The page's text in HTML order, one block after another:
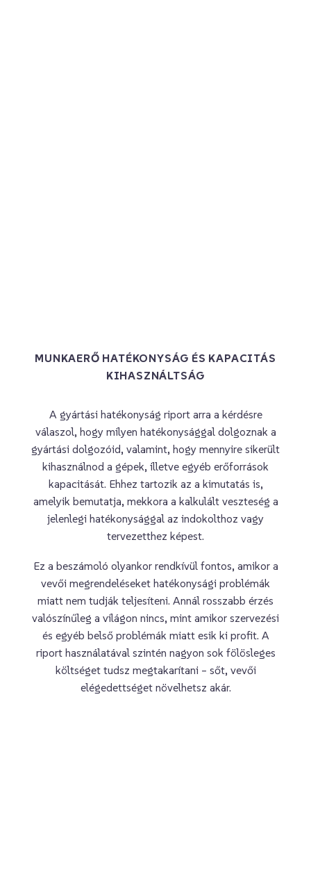
MUNKAERŐ HATÉKONYSÁG ÉS KAPACITÁS
KIHASZNÁLTSÁG
A gyártási hatékonyság riport arra a kérdésre
válaszol, hogy milyen hatékonysággal dolgoznak a
gyártási dolgozóid, valamint, hogy mennyire sikerült
kihasználnod a gépek, illetve egyéb erőforrások
kapacitását. Ehhez tartozik az a kimutatás is,
amelyik bemutatja, mekkora a kalkulált veszteség a
jelenlegi hatékonysággal az indokolthoz vagy
tervezetthez képest.
Ez a beszámoló olyankor rendkívül fontos, amikor a
vevői megrendeléseket hatékonysági problémák
miatt nem tudják teljesíteni. Annál rosszabb érzés
valószínűleg a világon nincs, mint amikor szervezési
és egyéb belső problémák miatt esik ki profit. A
riport használatával szintén nagyon sok fölösleges
költséget tudsz megtakarítani – sőt, vevői
elégedettséget növelhetsz akár.